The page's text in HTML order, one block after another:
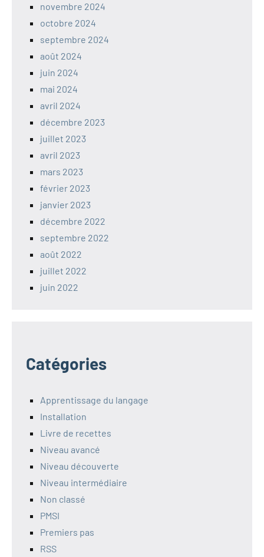
novembre 2024
octobre 2024
septembre 2024
août 2024
juin 2024
mai 2024
avril 2024
décembre 2023
juillet 2023
avril 2023
mars 2023
février 2023
janvier 2023
décembre 2022
septembre 2022
août 2022
juillet 2022
juin 2022
Catégories
Apprentissage du langage
Installation
Livre de recettes
Niveau avancé
Niveau découverte
Niveau intermédiaire
Non classé
PMSI
Premiers pas
RSS